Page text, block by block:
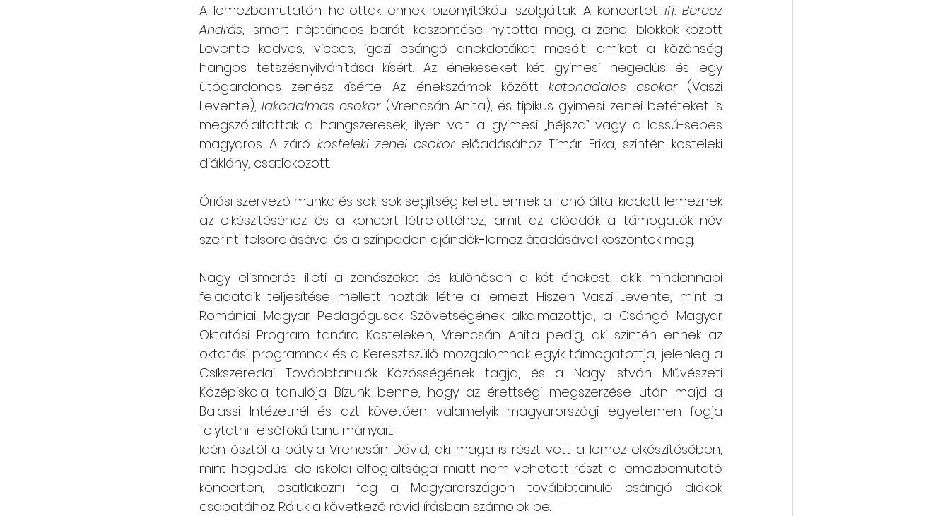
A lemezbemutatón hallottak ennek bizonyítékául szolgáltak. A koncertet ifj. Berecz
András, ismert néptáncos baráti köszöntése nyitotta meg, a zenei blokkok között
Levente kedves, vicces, igazi csángó anekdotákat mesélt, amiket a közönség
hangos tetszésnyilvánítása kísért. Az énekeseket két gyimesi hegedűs és egy
ütőgardonos zenész kísérte. Az énekszámok között katonadalos csokor (Vaszi
Levente), lakodalmas csokor (Vrencsán Anita), és tipikus gyimesi zenei betéteket is
megszólaltattak a hangszeresek, ilyen volt a gyimesi „héjsza” vagy a lassú-sebes
magyaros. A záró kosteleki zenei csokor előadásához Tímár Erika, szintén kosteleki
diáklány, csatlakozott.
Óriási szervező munka és sok-sok segítség kellett ennek a Fonó által kiadott lemeznek
az elkészítéséhez és a koncert létrejöttéhez, amit az előadók a támogatók név
szerinti felsorolásával és a színpadon ajándék-lemez átadásával köszöntek meg.
Nagy elismerés illeti a zenészeket és különösen a két énekest, akik mindennapi
feladataik teljesítése mellett hozták létre a lemezt. Hiszen Vaszi Levente, mint a
Romániai Magyar Pedagógusok Szövetségének alkalmazottja, a Csángó Magyar
Oktatási Program tanára Kosteleken, Vrencsán Anita pedig, aki szintén ennek az
oktatási programnak és a Keresztszülő mozgalomnak egyik támogatottja, jelenleg a
Csíkszeredai Továbbtanulók Közösségének tagja, és a Nagy István Művészeti
Középiskola tanulója. Bízunk benne, hogy az érettségi megszerzése után majd a
Balassi Intézetnél és azt követően valamelyik magyarországi egyetemen fogja
folytatni felsőfokú tanulmányait.
Idén ősztől a bátyja Vrencsán Dávid, aki maga is részt vett a lemez elkészítésében,
mint hegedűs, de iskolai elfoglaltsága miatt nem vehetett részt a lemezbemutató
koncerten, csatlakozni fog a Magyarországon továbbtanuló csángó diákok
csapatához. Róluk a következő rövid írásban számolok be.